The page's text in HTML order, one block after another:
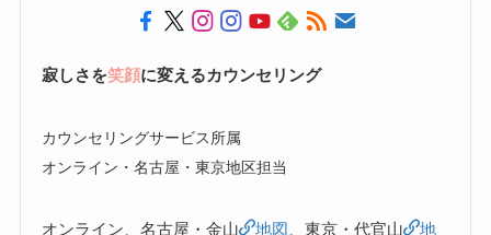
寂しさを笑顔に変えるカウンセリング
カウンセリングサービス所属
オンライン・名古屋・東京地区担当
オンライン、名古屋・金山 地図 、東京・代官山 地